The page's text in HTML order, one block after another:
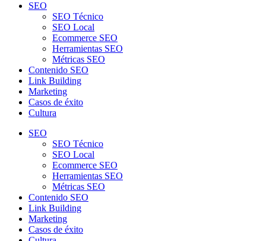
SEO
SEO Técnico
SEO Local
Ecommerce SEO
Herramientas SEO
Métricas SEO
Contenido SEO
Link Building
Marketing
Casos de éxito
Cultura
SEO
SEO Técnico
SEO Local
Ecommerce SEO
Herramientas SEO
Métricas SEO
Contenido SEO
Link Building
Marketing
Casos de éxito